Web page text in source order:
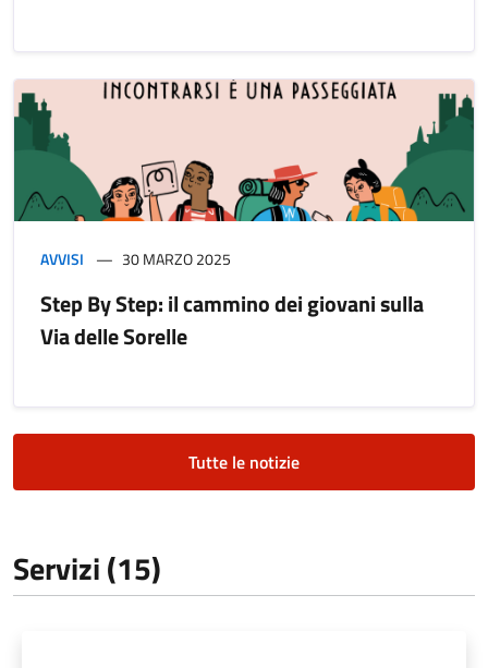
AVVISI 30 MARZO 2025
Step By Step: il cammino dei giovani sulla
Via delle Sorelle
Tutte le notizie
Servizi (15)